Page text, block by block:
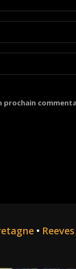
prochain
• Reeves